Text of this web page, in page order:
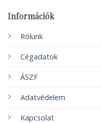
Információk
Rólunk
Cégadatok
ÁSZF
Adatvédelem
Kapcsolat